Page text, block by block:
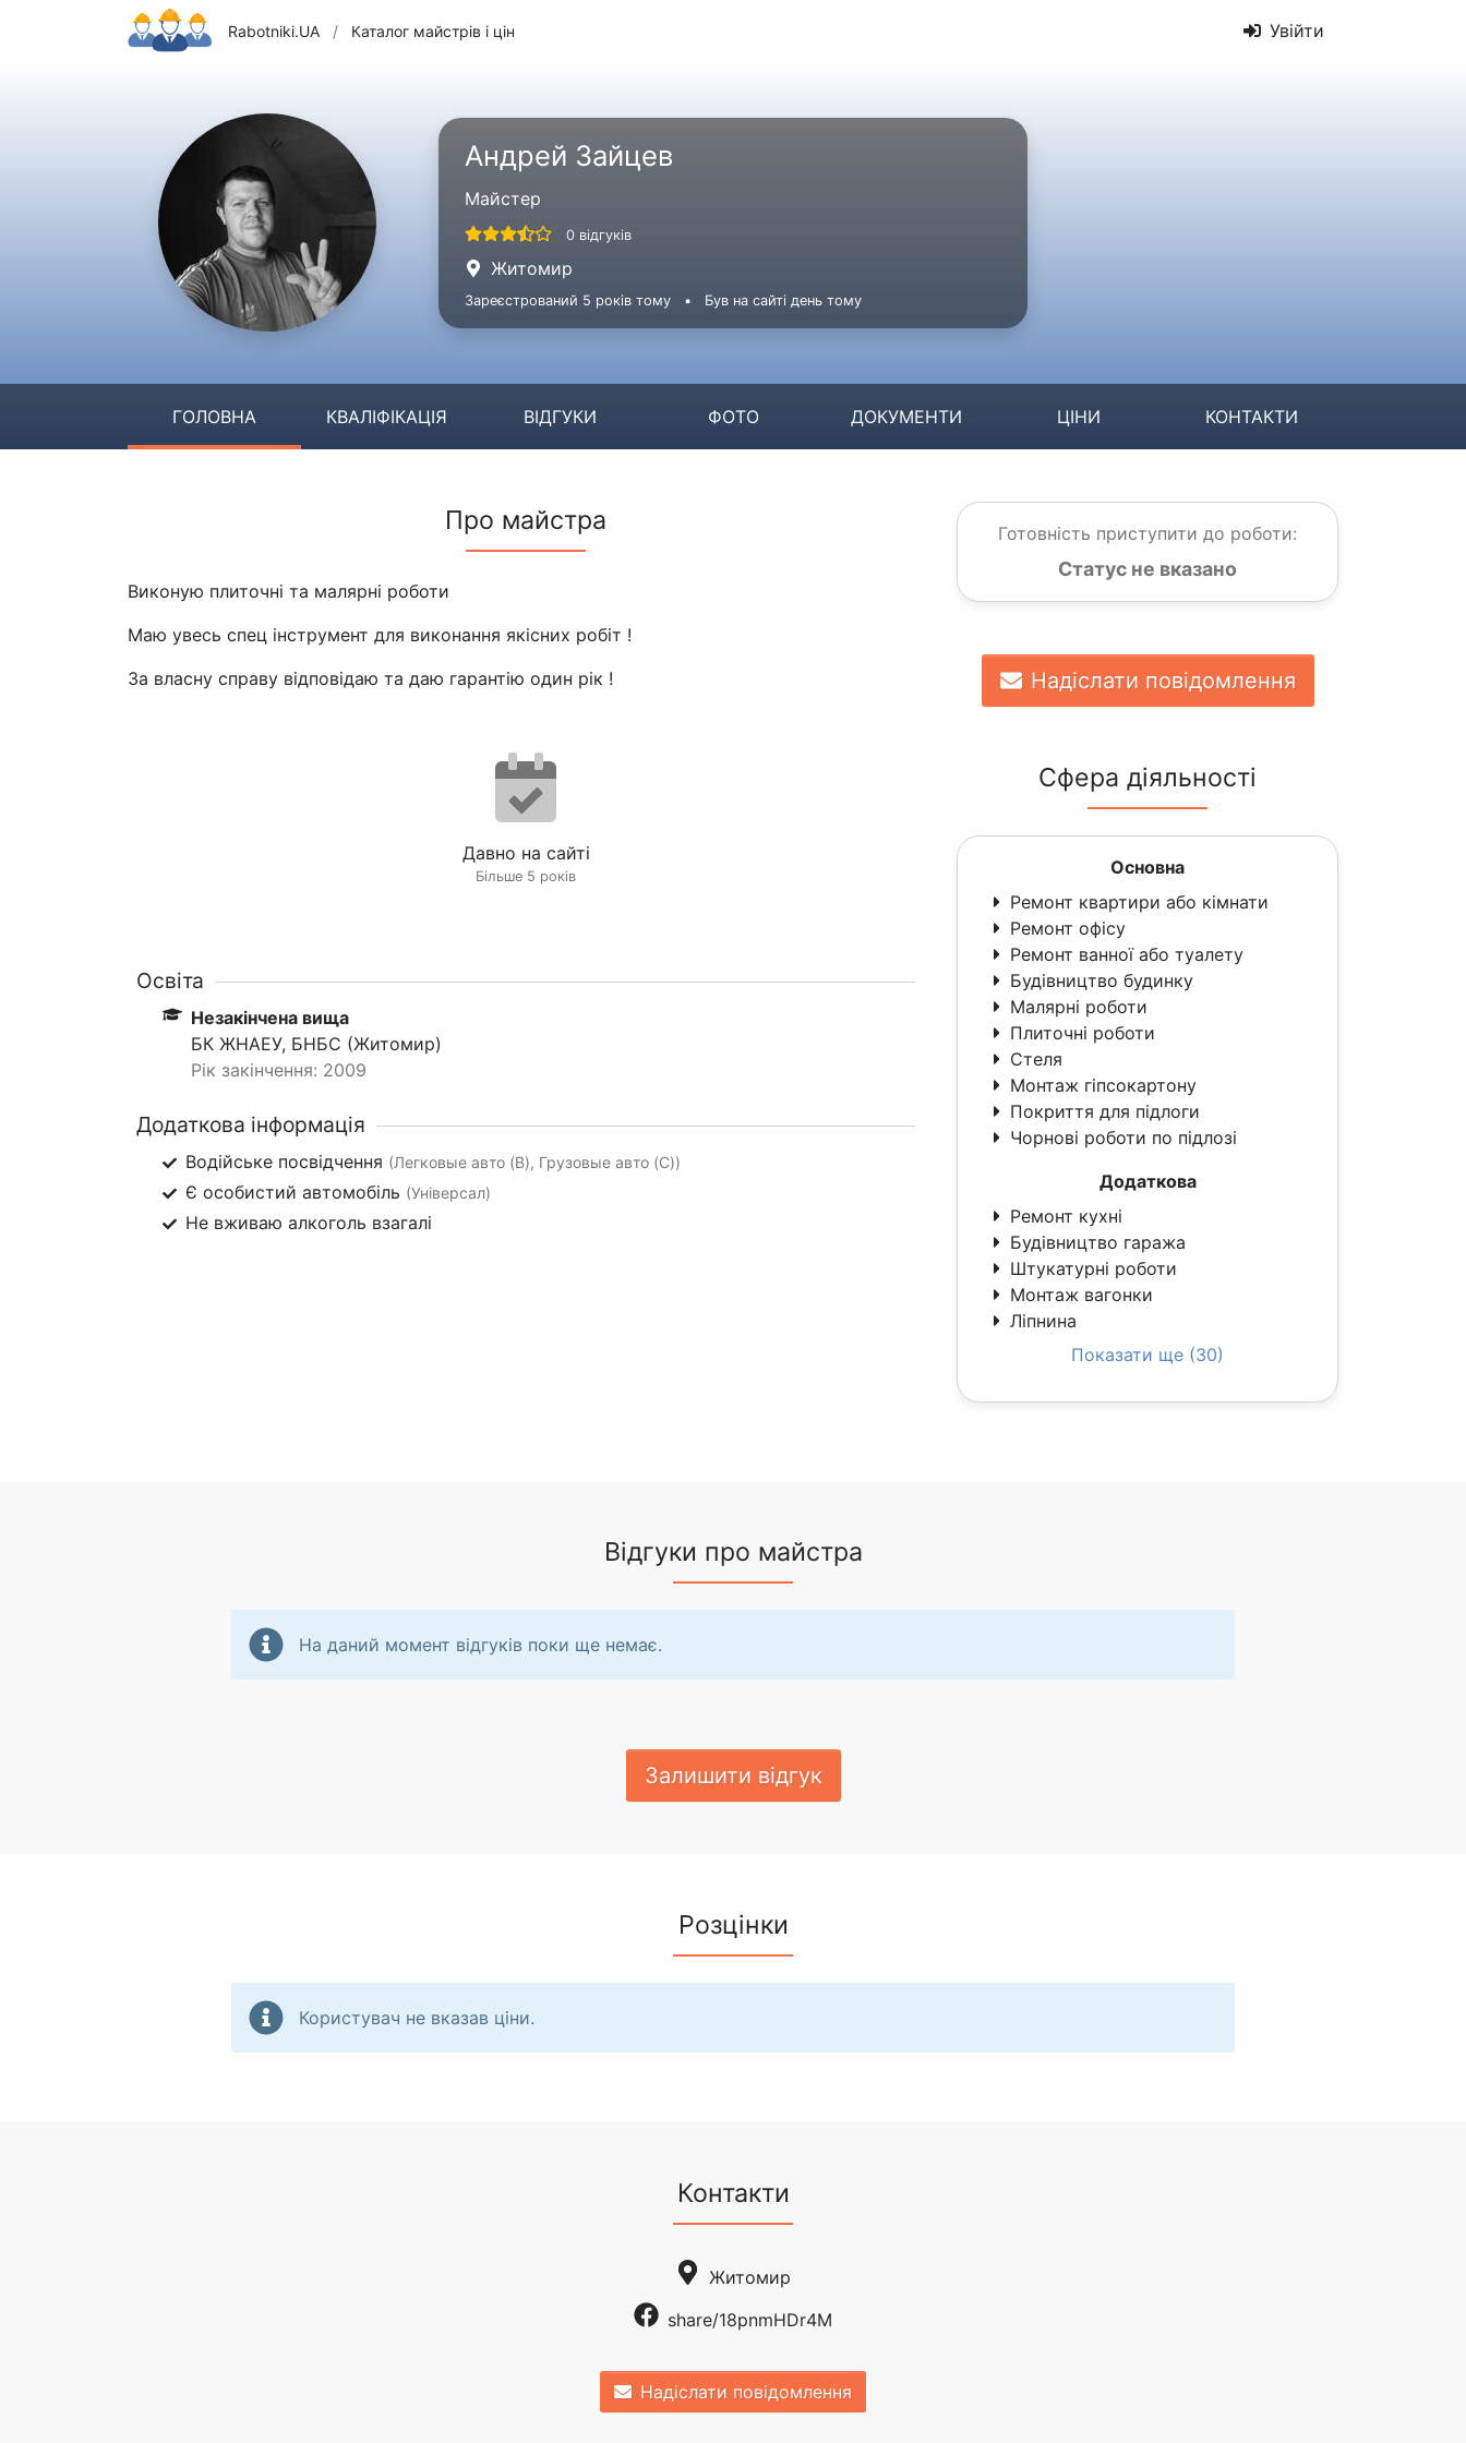
Rabotniki.UA / Каталог майстрів і цін Увійти
Андрей Зайцев
Майстер
0 відгуків
Житомир
Зареєстрований 5 років тому • Був на сайті день тому
ГОЛОВНА КВАЛІФІКАЦІЯ ВІДГУКИ ФОТО ДОКУМЕНТИ ЦІНИ КОНТАКТИ
Про майстра
Виконую плиточні та малярні роботи
Маю увесь спец інструмент для виконання якісних робіт !
За власну справу відповідаю та даю гарантію один рік !
Давно на сайті
Більше 5 років
Освіта
Незакінчена вища
БК ЖНАЕУ, БНБС (Житомир)
Рік закінчення: 2009
Додаткова інформація
Водійське посвідчення (Легковые авто (B), Грузовые авто (C))
Є особистий автомобіль (Універсал)
Не вживаю алкоголь взагалі
Готовність приступити до роботи:
Статус не вказано
Надіслати повідомлення
Сфера діяльності
Основна
Ремонт квартири або кімнати
Ремонт офісу
Ремонт ванної або туалету
Будівництво будинку
Малярні роботи
Плиточні роботи
Стеля
Монтаж гіпсокартону
Покриття для підлоги
Чорнові роботи по підлозі
Додаткова
Ремонт кухні
Будівництво гаража
Штукатурні роботи
Монтаж вагонки
Ліпнина
Показати ще (30)
Відгуки про майстра
На даний момент відгуків поки ще немає.
Залишити відгук
Розцінки
Користувач не вказав ціни.
Контакти
Житомир
share/18pnmHDr4M
Надіслати повідомлення